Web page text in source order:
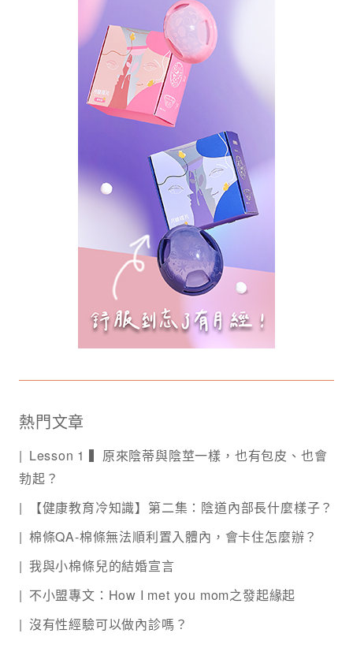
熱門文章
Lesson 1 ▍原來陰蒂與陰莖一樣，也有包皮、也會
勃起？
【健康教育冷知識】第二集：陰道內部長什麼樣子？
棉條QA-棉條無法順利置入體內，會卡住怎麼辦？
我與小棉條兒的結婚宣言
不小盟專文：How I met you mom之發起緣起
沒有性經驗可以做內診嗎？